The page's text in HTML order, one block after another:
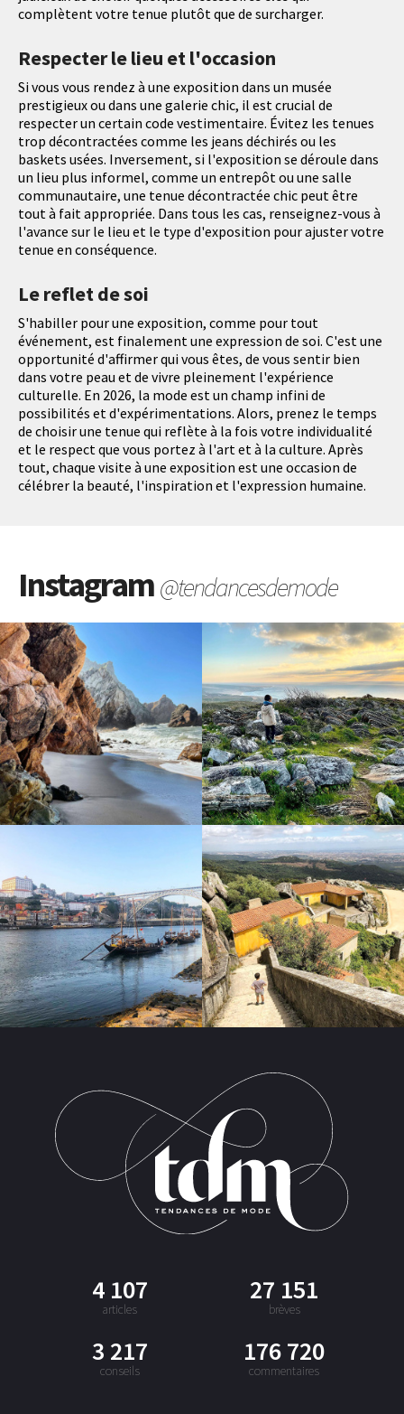
complètent votre tenue plutôt que de surcharger.
Respecter le lieu et l'occasion
Si vous vous rendez à une exposition dans un musée
prestigieux ou dans une galerie chic, il est crucial de
respecter un certain code vestimentaire. Évitez les tenues
trop décontractées comme les jeans déchirés ou les
baskets usées. Inversement, si l'exposition se déroule dans
un lieu plus informel, comme un entrepôt ou une salle
communautaire, une tenue décontractée chic peut être
tout à fait appropriée. Dans tous les cas, renseignez-vous à
l'avance sur le lieu et le type d'exposition pour ajuster votre
tenue en conséquence.
Le reflet de soi
S'habiller pour une exposition, comme pour tout
événement, est finalement une expression de soi. C'est une
opportunité d'affirmer qui vous êtes, de vous sentir bien
dans votre peau et de vivre pleinement l'expérience
culturelle. En 2026, la mode est un champ infini de
possibilités et d'expérimentations. Alors, prenez le temps
de choisir une tenue qui reflète à la fois votre individualité
et le respect que vous portez à l'art et à la culture. Après
tout, chaque visite à une exposition est une occasion de
célébrer la beauté, l'inspiration et l'expression humaine.
Instagram@tendancesdemode
4 107
articles
27 151
brèves
3 217
conseils
176 720
commentaires